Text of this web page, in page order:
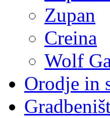
Zupan
Creina
Wolf
Orodje in